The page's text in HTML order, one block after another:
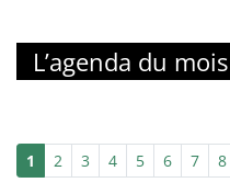
L’agenda du
1 2 3 4 5 6 7 8